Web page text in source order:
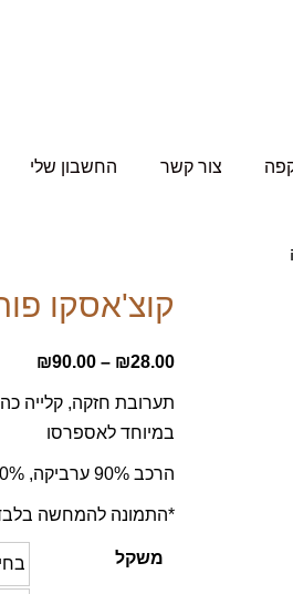
צור קשר החשבון שלי
קוצ'אסקו
₪28.00
–
₪90.00
תערובת חזקה, קלייה
במיוחד לאספרסו
הרכב 90% ערביקה, 10% רובוסטה.
*התמונה להמחשה
משקל